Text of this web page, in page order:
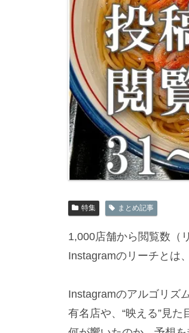
特集 まとめ記事
1,000店舗から閲覧数（
Instagramのリーチとは
Instagramのアルゴリズ
有名店や、“映える”見